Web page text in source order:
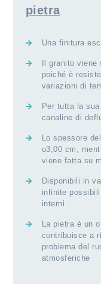
pietra
Una finitura
Il granito
poiché è
variazioni di
Per tutta la
canaline di
Lo spessore
o3,00 cm,
viene fatta su
Disponibili in
infinite
interni
La pietra è un
contribuisce a
problema del
atmosferiche